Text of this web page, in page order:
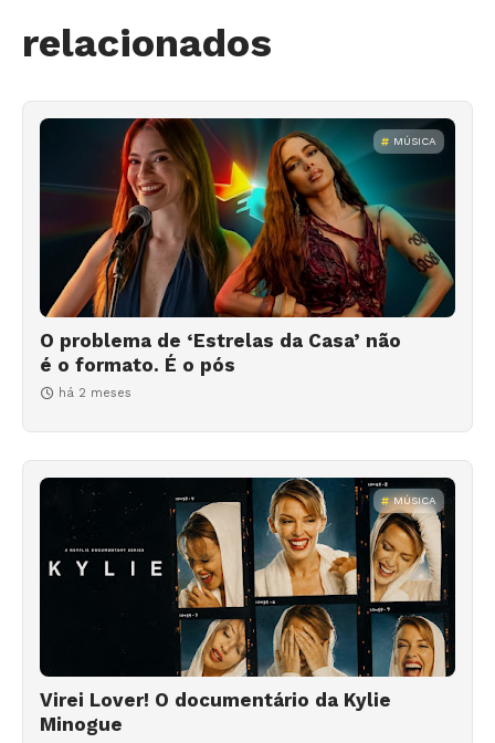
relacionados
MÚSICA
O problema de ‘Estrelas da Casa’ não
é o formato. É o pós
há 2 meses
MÚSICA
Virei Lover! O documentário da Kylie
Minogue